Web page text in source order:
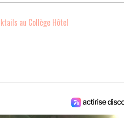
au Collège Hôtel